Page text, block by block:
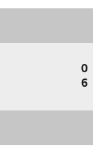
0
6